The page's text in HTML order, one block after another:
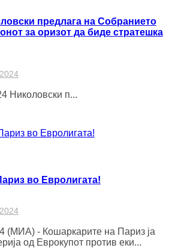
предлага на Собранието
за оризот да биде стратешка
Николовски п...
во Евролигата!
(МИА) - Кошаркарите на Париз ја
од Еврокупот против еки...